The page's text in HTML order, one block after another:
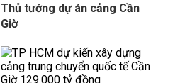
Thủ tướng dự án cảng Cần
Giờ